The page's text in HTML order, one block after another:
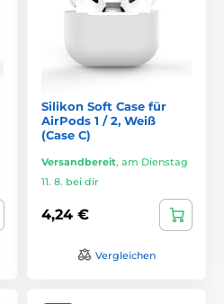
Silikon Soft Case für
AirPods 1 / 2, Weiß
(Case C)
Versandbereit, am Dienstag
11. 8. bei dir
4,24 €
Vergleichen